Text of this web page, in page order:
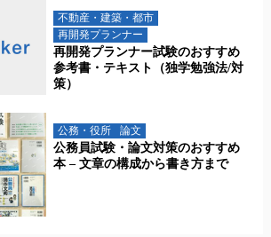
不動産・建築・都市
再開発プランナー
再開発プランナー試験のおすすめ
参考書・テキスト（独学勉強法/対
策）
公務・役所 論文
公務員試験・論文対策のおすすめ
本 – 文章の構成から書き方まで